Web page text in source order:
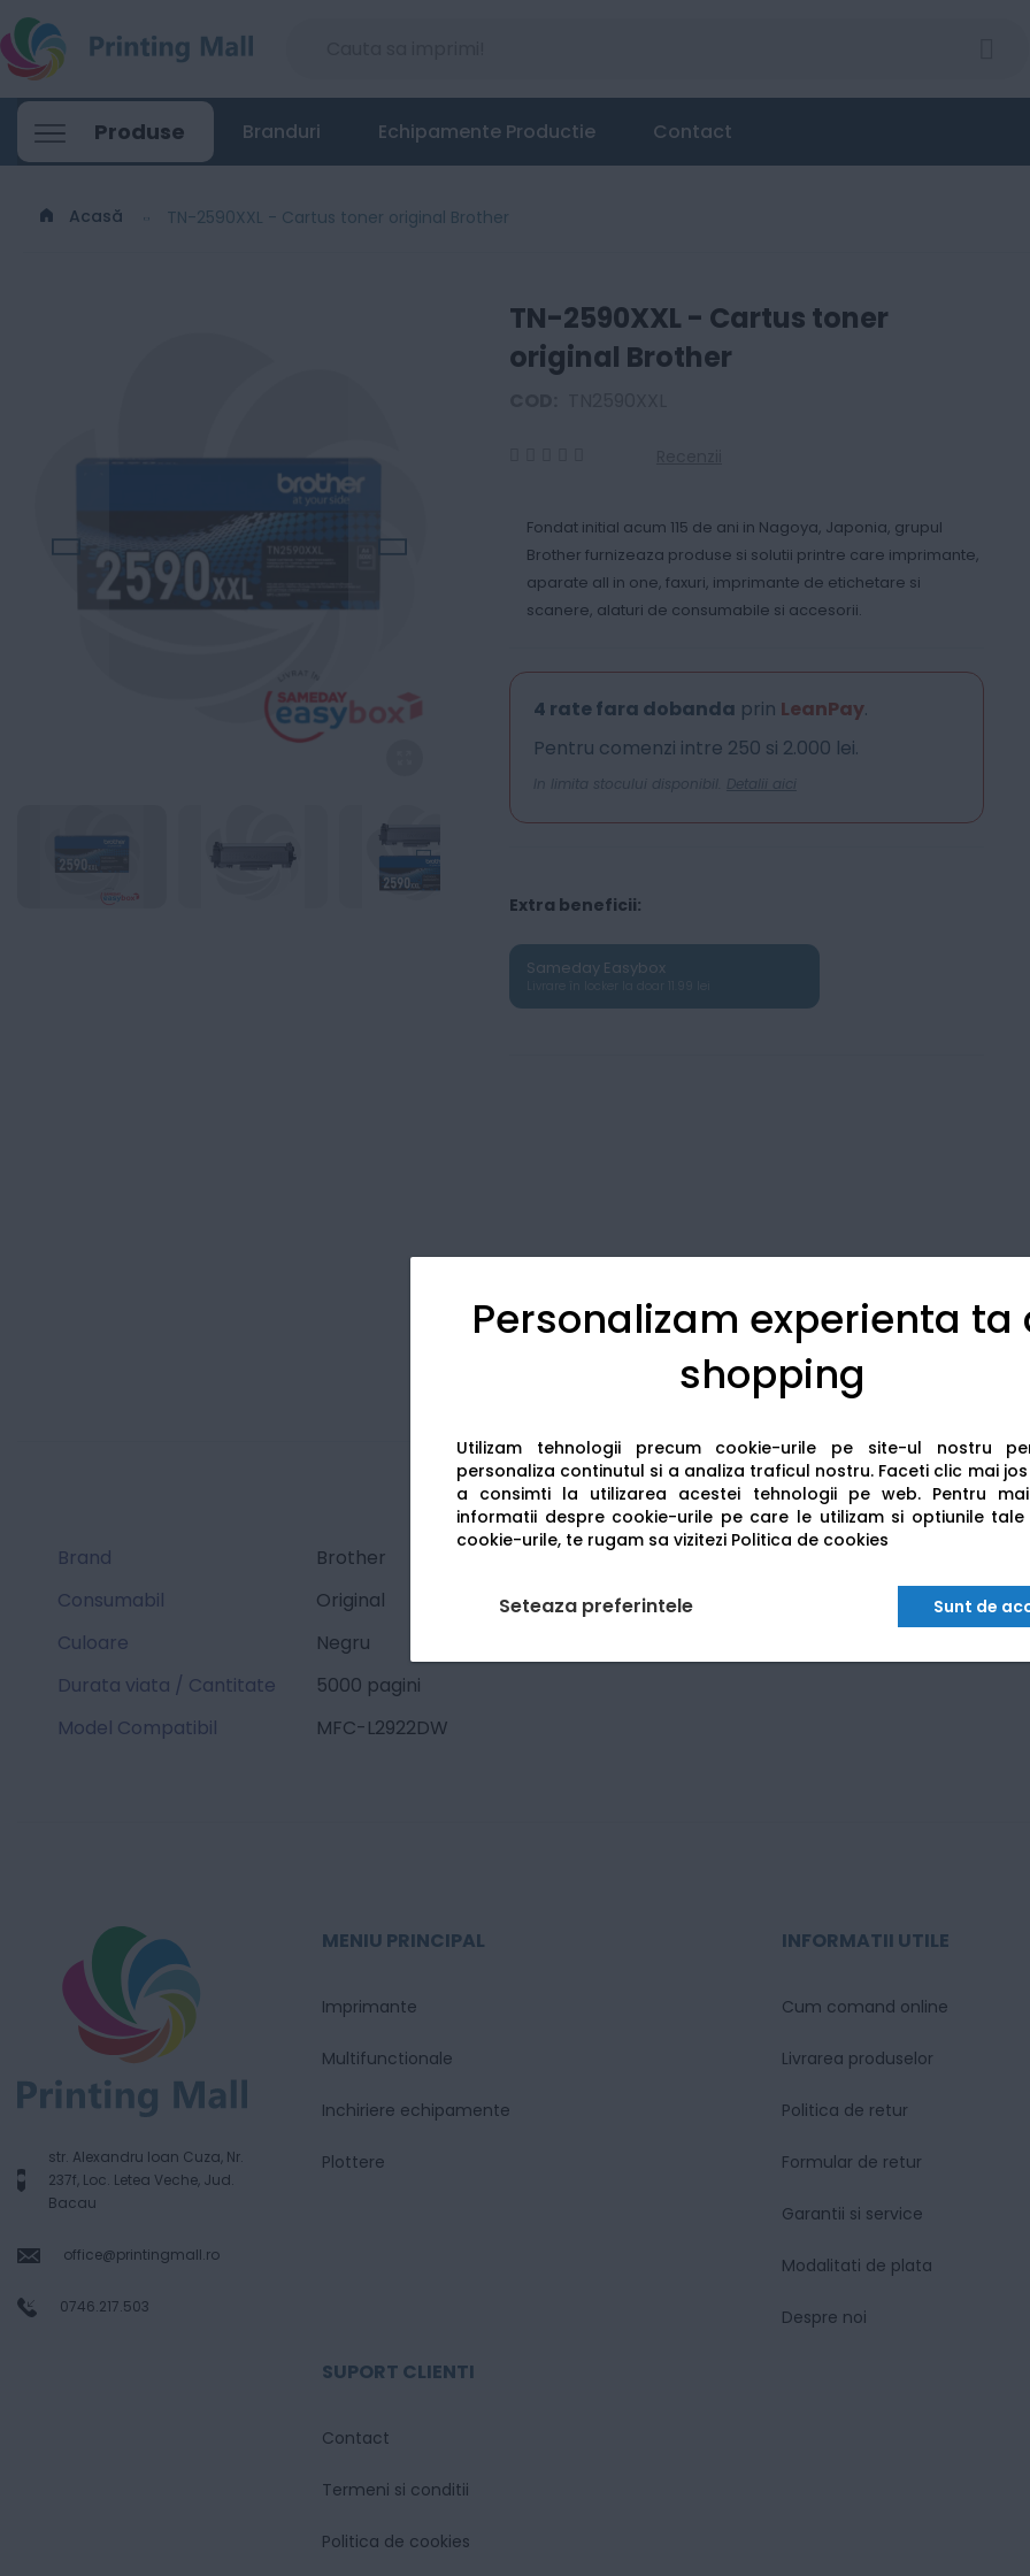
Personalizam experienta ta
shopping
Utilizam tehnologii precum cookie-urile pe site-ul nostru
personaliza continutul si a analiza traficul nostru. Faceti clic mai
a consimti la utilizarea acestei tehnologii pe web. Pentru
informatii despre cookie-urile pe care le utilizam si optiunile tale
cookie-urile, te rugam sa vizitezi Politica de cookies
Seteaza preferintele Sunt de
Produse Branduri Echipamente Productie Contact
Acasă TN-2590XXL - Cartus toner original Brother
TN-2590XXL - Cartus toner
original Brother
Fondat initial acum 115 de ani in Nagoya, Japonia, grupul
Brother furnizeaza produse si solutii printre care imprimante,
aparate all in one, faxuri, imprimante de etichetare si
scanere, alaturi de consumabile si accesorii.
4 rate fara dobanda prin LeanPay.
Pentru comenzi intre 250 si 2.000 lei.
In limita stocului disponibil. Detalii aici
Extra beneficii:
Sameday Easybox
TN-2590XXL - Cartus toner original Brother
630 00Lei
Brand
Brother
Consumabil
Original
Culoare
Negru
Durata viata / Cantitate
5000 pagini
Model Compatibil
MFC-L2922DW
str. Alexandru Ioan Cuza, Nr.
237f, Loc. Letea Veche, Jud.
Bacau
office@printingmall.ro
0746.217.503
MENIU PRINCIPAL
Imprimante
Multifunctionale
Inchiriere echipamente
Plottere
INFORMATII UTILE
Cum comand online
Livrarea produselor
Politica de retur
Formular de retur
Garantii si service
Modalitati de plata
Despre noi
SUPORT CLIENTI
Contact
Termeni si conditii
Politica de cookies